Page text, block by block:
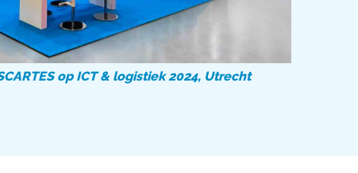
op ICT & logistiek 2024, Utrecht